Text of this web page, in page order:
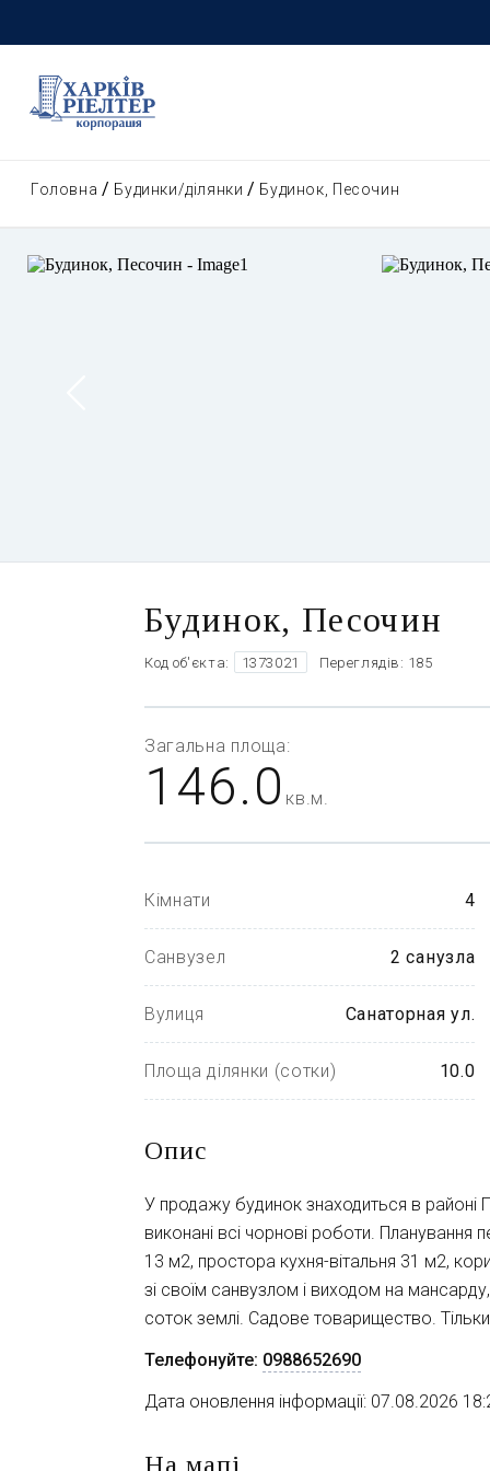
Головна Будинки/ділянки Будинок, Песочин
Будинок, Песочин
Код об'єкта: 1373021 Переглядів: 185
Загальна площа:
146.0 кв.м.
Кімнати 4
Санвузел 2 санузла
Вулиця Санаторная ул.
Площа ділянки (сотки) 10.0
Опис
У продажу будинок знаходиться в районі
виконані всі чорнові роботи.
13 м2, простора кухня-вітальня 31 м2,
зі своїм санвузлом і виходом на
соток землі. Садове товарищество. Тільки
Телефонуйте: 0988652690
Дата оновлення інформації: 07.08.2026
На мапі